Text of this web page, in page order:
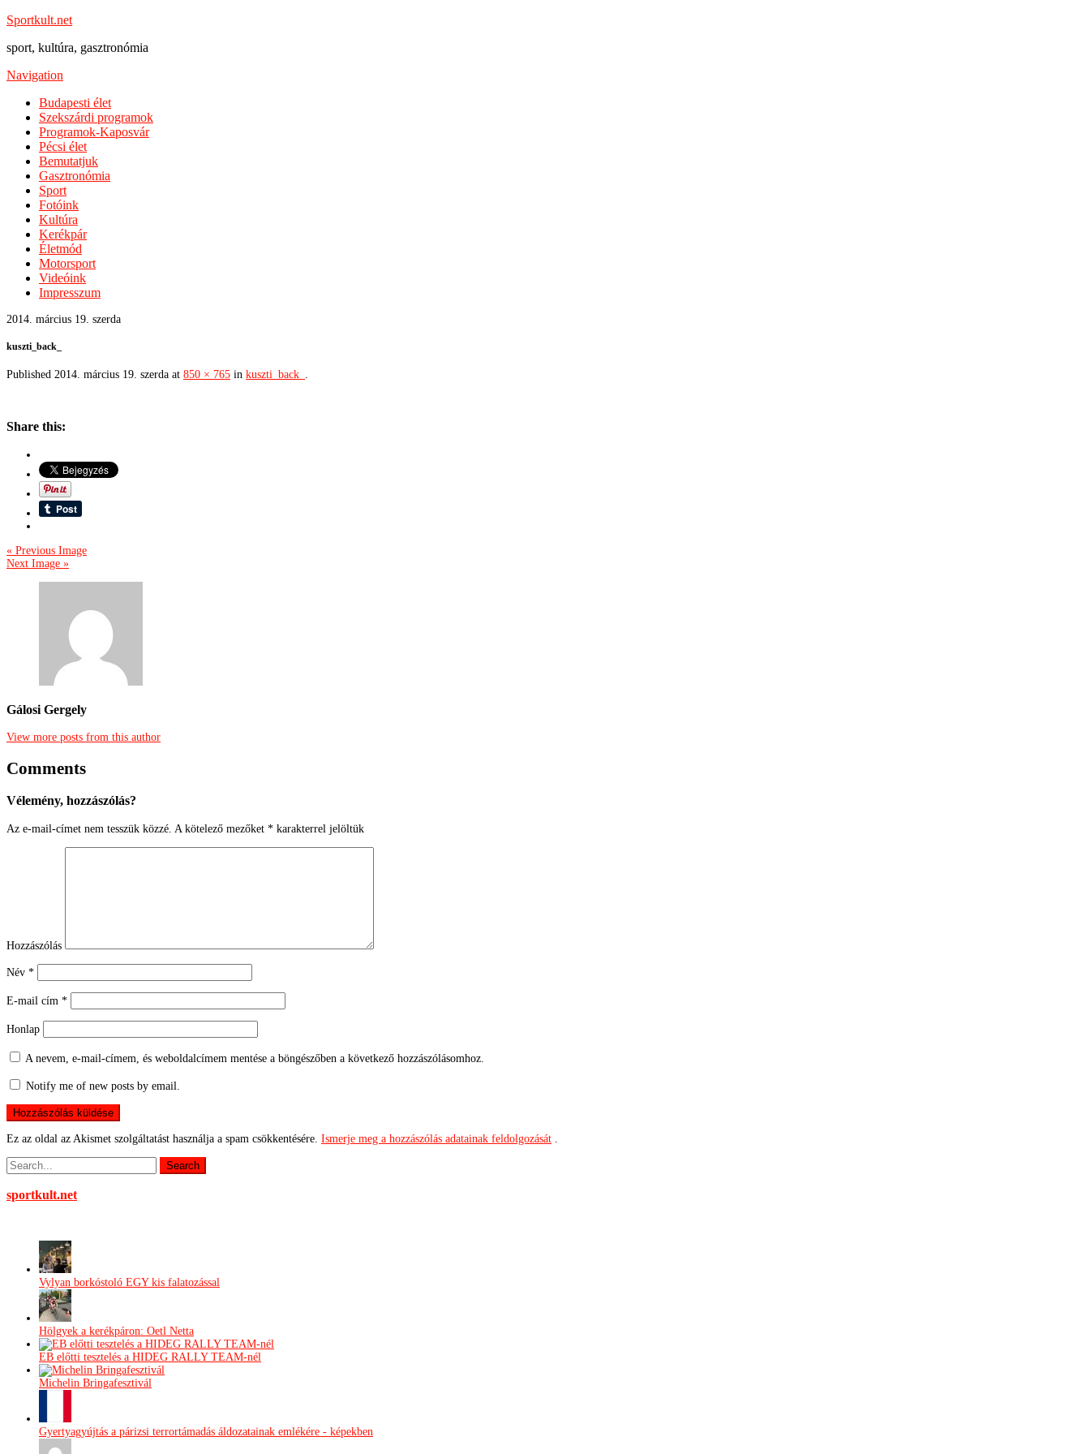
Sportkult.net
sport, kultúra, gasztronómia
Navigation
Budapesti élet
Szekszárdi programok
Programok-Kaposvár
Pécsi élet
Bemutatjuk
Gasztronómia
Sport
Fotóink
Kultúra
Kerékpár
Életmód
Motorsport
Videóink
Impresszum
2014. március 19. szerda
kuszti_back_
Published 2014. március 19. szerda at 850 × 765 in kuszti_back_
Share this:
« Previous Image
Next Image »
Gálosi Gergely
View more posts from this author
Comments
Vélemény, hozzászólás?
Az e-mail-címet nem tesszük közzé. A kötelező mezőket * karakterrel jelöltük
Hozzászólás
Név *
E-mail cím *
Honlap
A nevem, e-mail-címem, és weboldalcímem mentése a böngészőben a következő hozzászólásomhoz.
Notify me of new posts by email.
Ez az oldal az Akismet szolgáltatást használja a spam csökkentésére. Ismerje meg a hozzászólás adatainak feldolgozását
sportkult.net
Vylyan borkóstoló EGY kis falatozással
Hölgyek a kerékpáron: Oetl Netta
EB előtti tesztelés a HIDEG RALLY TEAM-nél
Michelin Bringafesztivál
Gyertyagyújtás a párizsi terrortámadás áldozatainak emlékére - képekben